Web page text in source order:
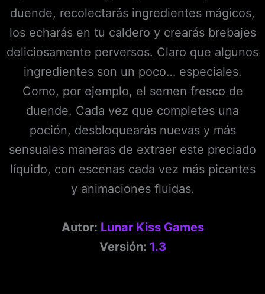
duende, recolectarás ingredientes mágicos,
los echarás en tu caldero y crearás brebajes
deliciosamente perversos. Claro que algunos
ingredientes son un poco… especiales.
Como, por ejemplo, el semen fresco de
duende. Cada vez que completes una
poción, desbloquearás nuevas y más
sensuales maneras de extraer este preciado
líquido, con escenas cada vez más picantes
y animaciones fluidas.
Autor: Lunar Kiss Games
Versión: 1.3